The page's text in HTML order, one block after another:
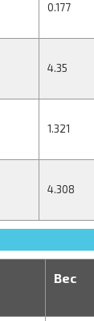
0.177
4.35
1.321
4.308
Вес